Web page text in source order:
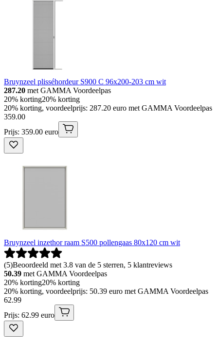
Bruynzeel plisséhordeur S900 C 96x200-203 cm wit
287.20 met GAMMA Voordeelpas
20% korting20% korting
20% korting, voordeelprijs: 287.20 euro met GAMMA Voordeelpas
359.00
Prijs: 359.00 euro
Bruynzeel inzethor raam S500 pollengaas 80x120 cm wit
(5)Beoordeeld met 3.8 van de 5 sterren, 5 klantreviews
50.39 met GAMMA Voordeelpas
20% korting20% korting
20% korting, voordeelprijs: 50.39 euro met GAMMA Voordeelpas
62.99
Prijs: 62.99 euro